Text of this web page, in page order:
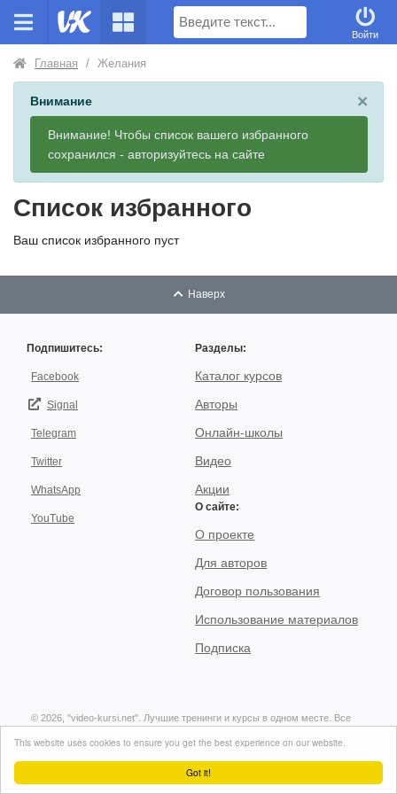
Got it!
This website uses cookies to ensure you get the best experience on our website.
Поиск
Войти
Главная / Желания
×
Внимание
Внимание! Чтобы список вашего избранного
сохранился - авторизуйтесь на сайте
Список избранного
Ваш список избранного пуст
Наверх
Подпишитесь:
Facebook
Signal
Telegram
Twitter
WhatsApp
YouTube
Разделы:
Каталог курсов
Авторы
Онлайн-школы
Видео
Акции
О сайте:
О проекте
Для авторов
Договор пользования
Использование материалов
Подписка
© 2026, "video-kursi.net". Лучшие тренинги и курсы в одном месте. Все
с законодательством..